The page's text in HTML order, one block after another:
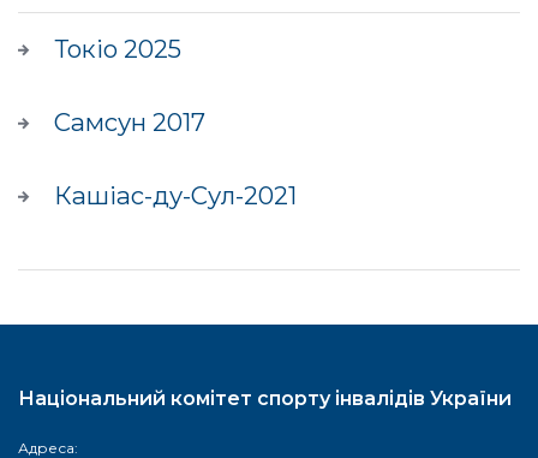
Токіо 2025
Самсун 2017
Кашіас-ду-Сул-2021
Національний комітет спорту інвалідів України
Адреса: